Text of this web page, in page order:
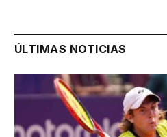
ÚLTIMAS NOTICIAS